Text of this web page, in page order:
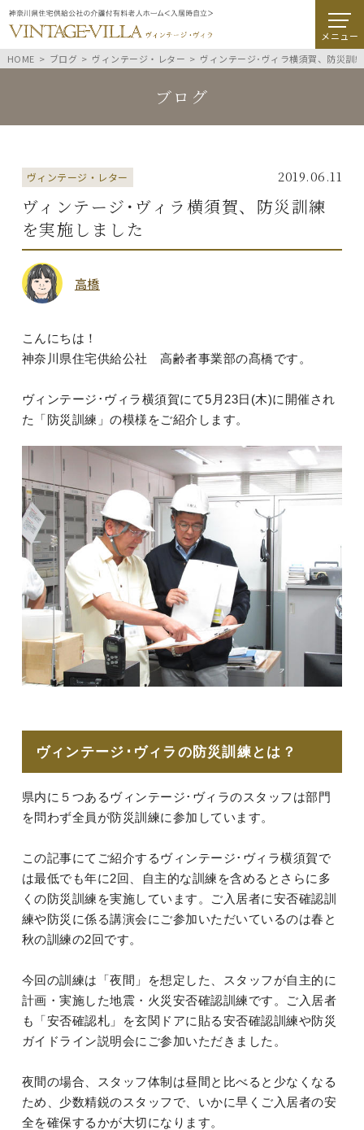
メニュー
HOME
ブログ ヴィンテージ・レター ヴィンテージ･ヴィラ横須賀、防災訓
ブログ
ヴィンテージ・レター 2019.06.11
ヴィンテージ･ヴィラ横須賀、防災訓練
を実施しました
高橋
こんにちは！
神奈川県住宅供給公社 高齢者事業部の髙橋です。
ヴィンテージ･ヴィラ横須賀にて5月23日(木)に開催され
た「防災訓練」の模様をご紹介します。
ヴィンテージ･ヴィラの防災訓練とは？
県内に５つあるヴィンテージ･ヴィラのスタッフは部門
を問わず全員が防災訓練に参加しています。
この記事にてご紹介するヴィンテージ･ヴィラ横須賀で
は最低でも年に2回、自主的な訓練を含めるとさらに多
くの防災訓練を実施しています。ご入居者に安否確認訓
練や防災に係る講演会にご参加いただいているのは春と
秋の訓練の2回です。
今回の訓練は「夜間」を想定した、スタッフが自主的に
計画・実施した地震・火災安否確認訓練です。ご入居者
も「安否確認札」を玄関ドアに貼る安否確認訓練や防災
ガイドライン説明会にご参加いただきました。
夜間の場合、スタッフ体制は昼間と比べると少なくなる
ため、少数精鋭のスタッフで、いかに早くご入居者の安
全を確保するかが大切になります。